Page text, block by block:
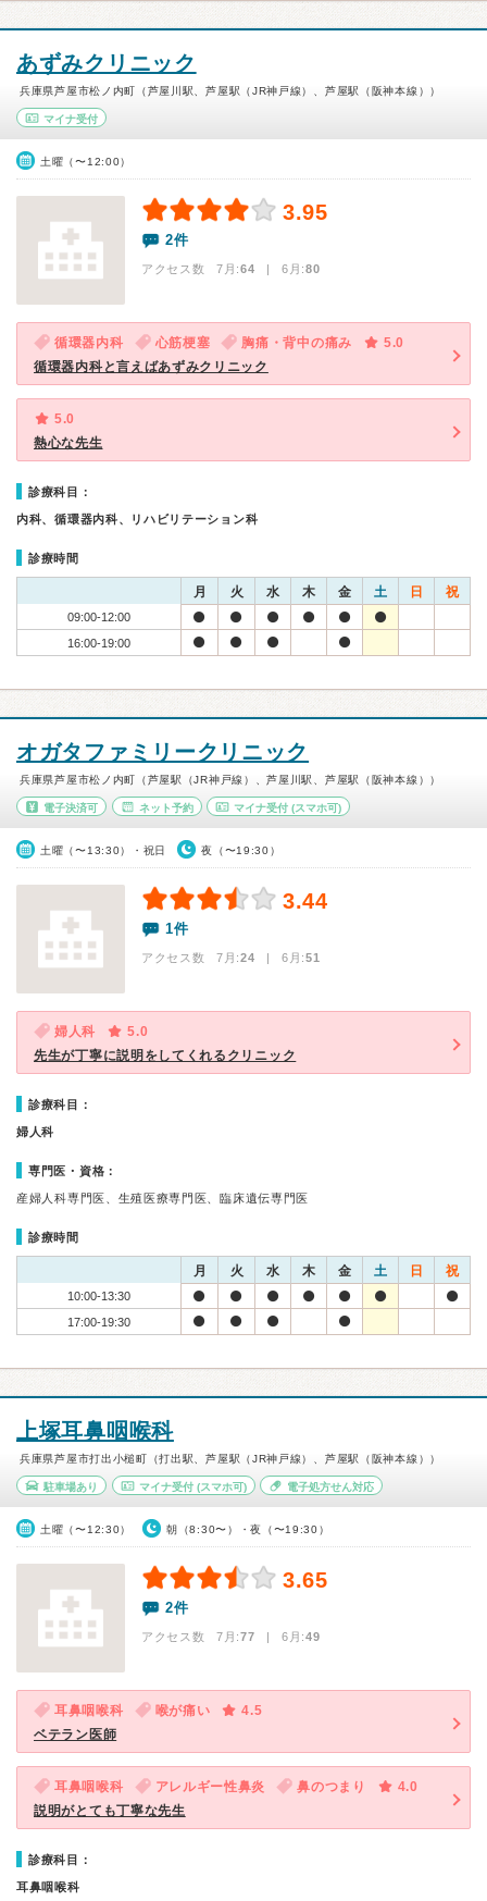
あずみクリニック
兵庫県芦屋市松ノ内町（芦屋川駅、芦屋駅（JR神戸線）、芦屋駅（阪神本線））
マイナ受付
土曜（〜12:00）
3.95
2件
アクセス数 7月:64 | 6月:80
循環器内科 心筋梗塞 胸痛・背中の痛み
5.0
循環器内科と言えばあずみクリニック
5.0
熱心な先生
診療科目：
内科、循環器内科、リハビリテーション科
診療時間
月 火 水 木 金 土 日 祝
09:00-12:00
16:00-19:00
オガタファミリークリニック
兵庫県芦屋市松ノ内町（芦屋駅（JR神戸線）、芦屋川駅、芦屋駅（阪神本線））
電子決済可 ネット予約 マイナ受付 (スマホ可)
土曜（〜13:30）・祝日 夜（〜19:30）
3.44
1件
アクセス数 7月:24 | 6月:51
婦人科
5.0
先生が丁寧に説明をしてくれるクリニック
診療科目：
婦人科
専門医・資格：
産婦人科専門医、生殖医療専門医、臨床遺伝専門医
診療時間
月 火 水 木 金 土 日 祝
10:00-13:30
17:00-19:30
上塚耳鼻咽喉科
兵庫県芦屋市打出小槌町（打出駅、芦屋駅（JR神戸線）、芦屋駅（阪神本線））
駐車場あり マイナ受付(スマホ可) 電子処方せん対応
土曜（〜12:30） 朝（8:30〜）・夜（〜19:30）
3.65
2件
アクセス数 7月:77 | 6月:49
耳鼻咽喉科 喉が痛い
4.5
ベテラン医師
耳鼻咽喉科 アレルギー性鼻炎 鼻のつまり
4.0
説明がとても丁寧な先生
診療科目：
耳鼻咽喉科